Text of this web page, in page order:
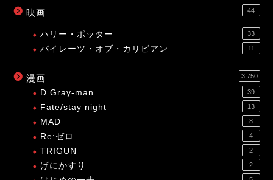
映画 44
ハリー・ポッター 33
パイレーツ・オブ・カリビアン 11
漫画 3,750
D.Gray-man 39
Fate/stay night 13
MAD 8
Re:ゼロ 4
TRIGUN 2
げにかすり 2